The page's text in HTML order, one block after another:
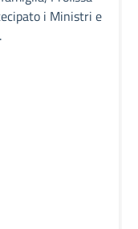
i Ministri e